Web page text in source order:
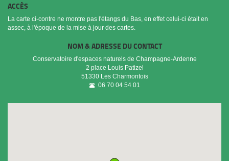
ACCÈS
La carte ci-contre ne montre pas l'étangs du Bas, en effet celui-ci était en
assec, à l'époque de la mise à jour des cartes.
NOM & ADRESSE DU CONTACT
Conservatoire d'espaces naturels de Champagne-Ardenne
2 place Louis Patizel
51330 Les Charmontois
06 70 04 54 01